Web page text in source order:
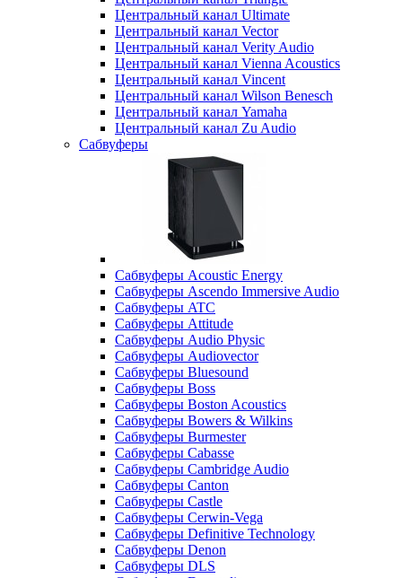
Центральный канал Ultimate
Центральный канал Vector
Центральный канал Verity Audio
Центральный канал Vienna Acoustics
Центральный канал Vincent
Центральный канал Wilson Benesch
Центральный канал Yamaha
Центральный канал Zu Audio
Сабвуферы
Сабвуферы Acoustic Energy
Сабвуферы Ascendo Immersive Audio
Сабвуферы ATC
Сабвуферы Attitude
Сабвуферы Audio Physic
Сабвуферы Audiovector
Сабвуферы Bluesound
Сабвуферы Boss
Сабвуферы Boston Acoustics
Сабвуферы Bowers & Wilkins
Сабвуферы Burmester
Сабвуферы Cabasse
Сабвуферы Cambridge Audio
Сабвуферы Canton
Сабвуферы Castle
Сабвуферы Cerwin-Vega
Сабвуферы Definitive Technology
Сабвуферы Denon
Сабвуферы DLS